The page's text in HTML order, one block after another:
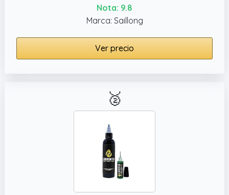
Nota: 9.8
Marca: Saillong
Ver precio
🥈